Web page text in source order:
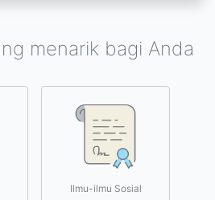
menarik bagi Anda
Ilmu-ilmu Sosial